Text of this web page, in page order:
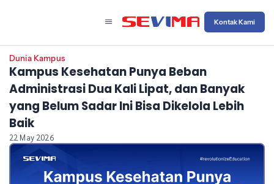
Kontak Kami
Dunia Kampus
Kampus Kesehatan Punya Beban
Administrasi Dua Kali Lipat, dan Banyak
yang Belum Sadar Ini Bisa Dikelola Lebih
Baik
22 May 2026